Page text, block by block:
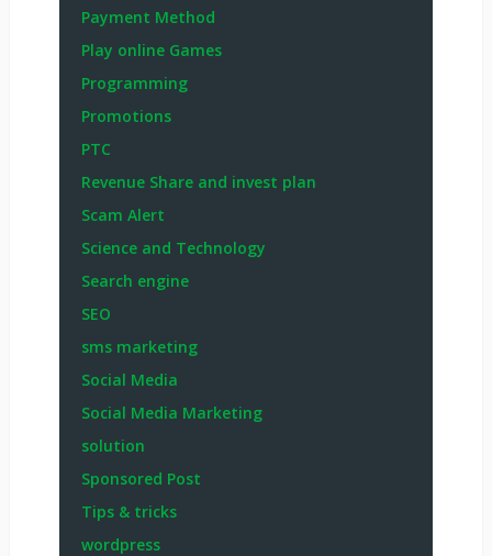
Payment Method
Play online Games
Programming
Promotions
PTC
Revenue Share and invest plan
Scam Alert
Science and Technology
Search engine
SEO
sms marketing
Social Media
Social Media Marketing
solution
Sponsored Post
Tips & tricks
wordpress